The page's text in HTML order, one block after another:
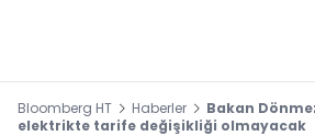
Bloomberg HT Haberler
Bakan
elektrikte tarife değişikliği olmayacak